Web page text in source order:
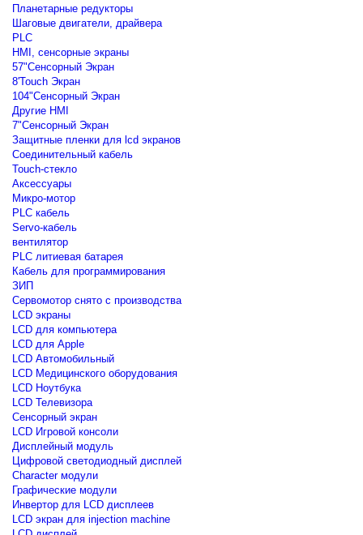
Планетарные редукторы
Шаговые двигатели, драйвера
PLC
HMI, сенсорные экраны
57"Сенсорный Экран
8'Touch Экран
104"Сенсорный Экран
Другие HMI
7"Сенсорный Экран
Защитные пленки для lcd экранов
Соединительный кабель
Touch-стекло
Аксессуары
Микро-мотор
PLC кабель
Servo-кабель
вентилятор
PLC литиевая батарея
Кабель для программирования
ЗИП
Сервомотор снято с производства
LCD экраны
LCD для компьютера
LCD для Apple
LCD Автомобильный
LCD Медицинского оборудования
LCD Ноутбука
LCD Телевизора
Сенсорный экран
LCD Игровой консоли
Дисплейный модуль
Цифровой светодиодный дисплей
Сharacter модули
Графические модули
Инвертор для LCD дисплеев
LCD экран для injection machine